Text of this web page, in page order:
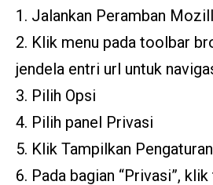
1. Jalankan Peramban
2. Klik menu pada toolbar
jendela entri url untuk
3. Pilih Opsi
4. Pilih panel Privasi
5. Klik Tampilkan
6. Pada bagian “Privasi”,